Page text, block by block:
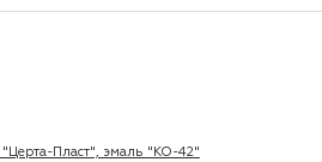
"Церта-Пласт", эмаль "КО-42"